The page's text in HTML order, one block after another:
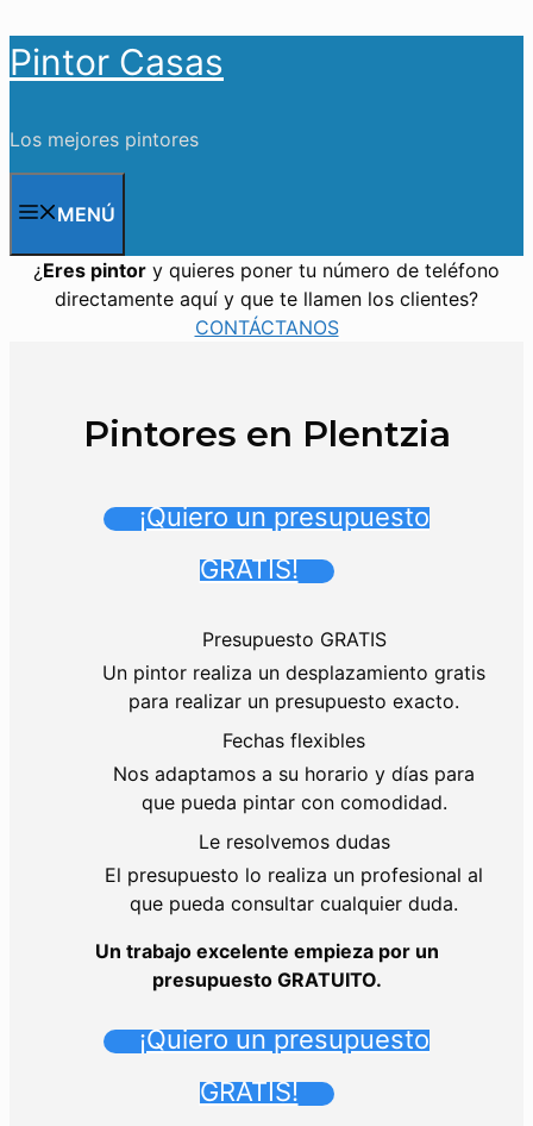
Saltar
al
Pintor Casas
Los mejores pintores
MENÚ
¿Eres pintor y quieres poner tu número de teléfono
directamente aquí y que te llamen los clientes?
CONTÁCTANOS
Pintores en Plentzia
¡Quiero un presupuesto
GRATIS!
Presupuesto GRATIS
Un pintor realiza un desplazamiento gratis
para realizar un presupuesto exacto.
Fechas flexibles
Nos adaptamos a su horario y días para
que pueda pintar con comodidad.
Le resolvemos dudas
El presupuesto lo realiza un profesional al
que pueda consultar cualquier duda.
Un trabajo excelente empieza por un
presupuesto GRATUITO.
¡Quiero un presupuesto
GRATIS!